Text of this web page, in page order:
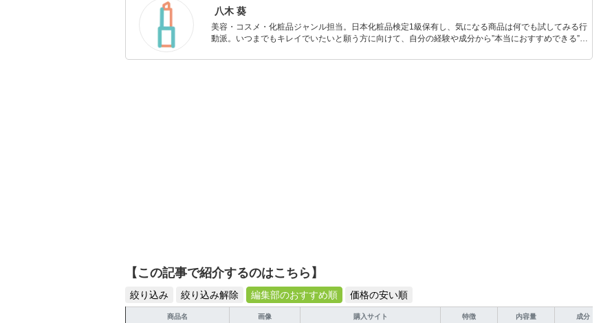
八木 葵
美容・コスメ・化粧品ジャンル担当。日本化粧品検定1級保有し、気になる商品は何でも試してみる行
動派。いつまでもキレイでいたいと願う方に向けて、自分の経験や成分から”本当におすすめできる”も
【この記事で紹介するのはこちら】
絞り込み 絞り込み解除 編集部のおすすめ順 価格の安い順
商品名 画像 購入サイト 特徴 内容量 成分